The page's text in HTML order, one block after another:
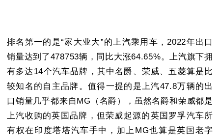
排名第一的是“家大业大”的上汽乘用车，2022年出口
销量达到了478753辆，同比大涨64.65%。上汽旗下拥
有多达14个汽车品牌，其中名爵、荣威、五菱算是比
较知名的自主品牌。值得一提的是上汽47.8万辆的出
口销量几乎都来自MG（名爵），虽然名爵和荣威都是
上汽收购的英国品牌，但荣威起源的英国罗孚汽车所
有权在印度塔塔汽车手中，加上MG也算是英国老字